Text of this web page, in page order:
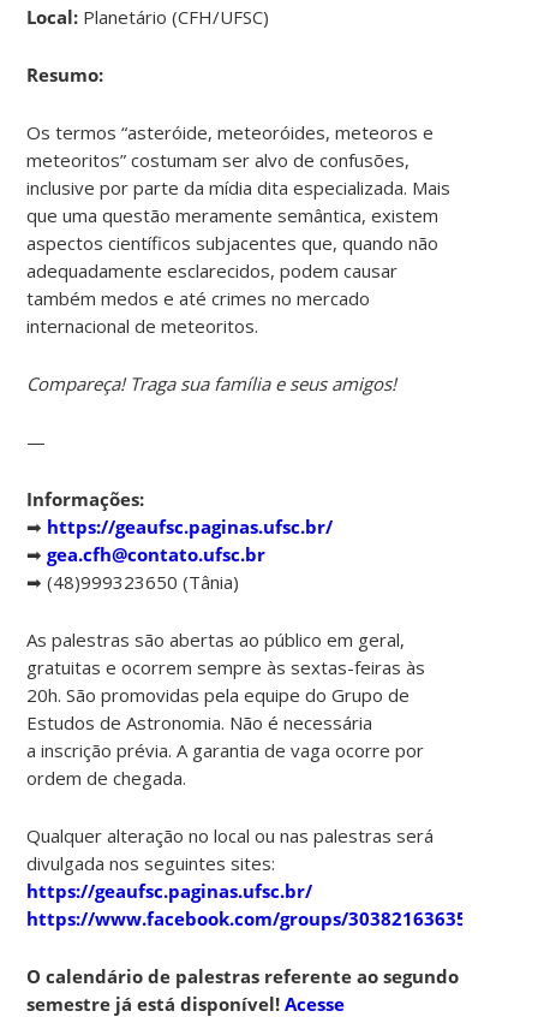
Local: Planetário (CFH/UFSC)
Resumo:
Os termos “asteróide, meteoróides, meteoros e
meteoritos” costumam ser alvo de confusões,
inclusive por parte da mídia dita especializada. Mais
que uma questão meramente semântica, existem
aspectos científicos subjacentes que, quando não
adequadamente esclarecidos, podem causar
também medos e até crimes no mercado
internacional de meteoritos.
Compareça! Traga sua família e seus amigos!
—
Informações:
➡ https://geaufsc.paginas.ufsc.br/
➡gea.cfh@contato.ufsc.br
➡ (48)999323650 (Tânia)
As palestras são abertas ao público em geral,
gratuitas e ocorrem sempre às sextas-feiras às
20h. São promovidas pela equipe do Grupo de
Estudos de Astronomia. Não é necessária
a inscrição prévia. A garantia de vaga ocorre por
ordem de chegada.
Qualquer alteração no local ou nas palestras será
divulgada nos seguintes sites:
https://geaufsc.paginas.ufsc.br/
https://www.facebook.com/groups/303821636357910
O calendário de palestras referente ao segundo
semestre já está disponível!Acesse